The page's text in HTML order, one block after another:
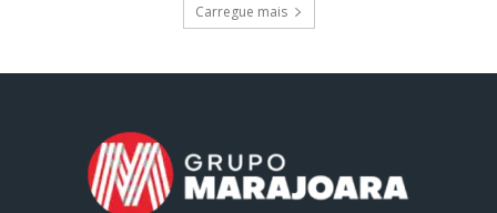
Carregue mais